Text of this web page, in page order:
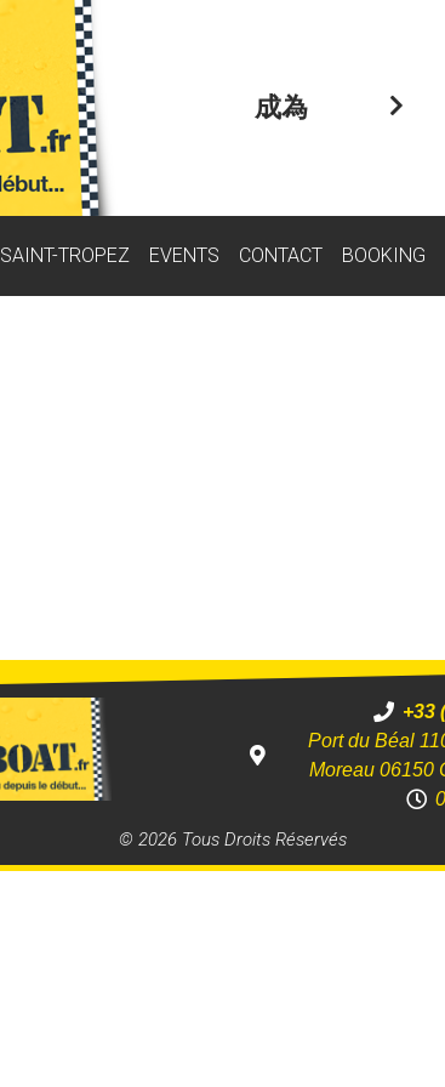
成為
SAINT-TROPEZ EVENTS CONTACT BOOKING
+33
Port du Béal
Moreau 06150
© 2026 Tous Droits Réservés